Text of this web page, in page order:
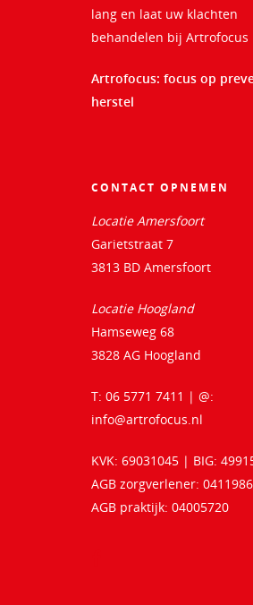
lang en laat uw klachten
behandelen bij Artrofocus
Artrofocus: focus op
herstel
CONTACT OPNEMEN
Locatie Amersfoort
Garietstraat 7
3813 BD Amersfoort
Locatie Hoogland
Hamseweg 68
3828 AG Hoogland
T: 06 5771 7411 | @:
info@artrofocus.nl
KVK: 69031045 | BIG:
AGB zorgverlener:
AGB praktijk: 04005720